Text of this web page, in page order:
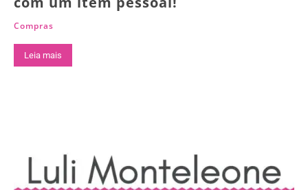
Compras
Leia mais